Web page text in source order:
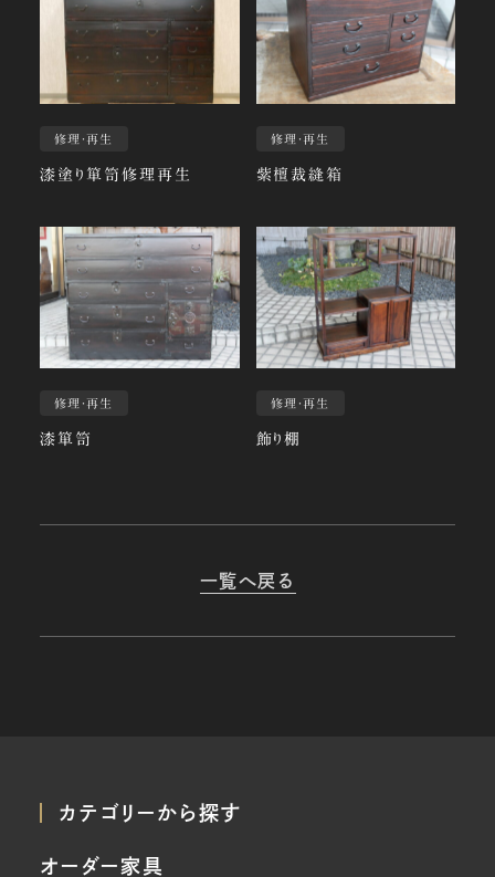
修理・再生
漆塗り箪笥修理再生
修理・再生
紫檀裁縫箱
修理・再生
漆箪笥
修理・再生
飾り棚
一覧へ戻る
カテゴリーから探す
オーダー家具